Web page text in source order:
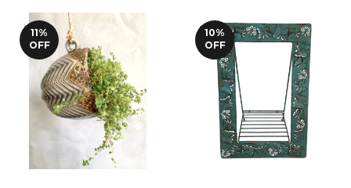
11%
OFF
10%
OFF